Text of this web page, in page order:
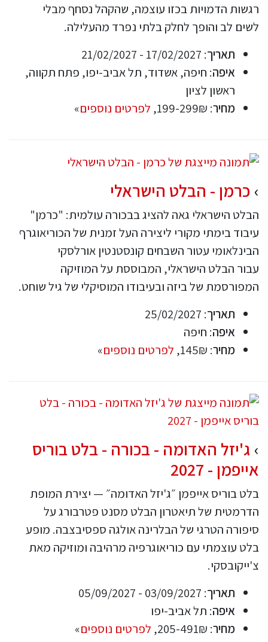
רגשות הדמויות בכזו עוצמה, שהקהל נסחף מבלי
לשים לב והופך לחלק בלתי נפרד מהעלילה.
תאריך: 17/02/2027 - 21/02/2027
איפה: חיפה, אשדוד, תל אביב-יפו, פתח תקווה,
ראשון לציון
מחיר: 199-299₪, לפרטים נוספים»
כרמן - הבלט הישראלי
הבלט הישראלי גאה להציג בבכורה עולמית: "כרמן"
עיבוד בימתי מקורי ליצירה העל זמנית של הכוריאוגרף
הבינלאומי עטור השבחים קונסטנטין אורלסקי
עבור הבלט הישראלי, המבוססת על המוזיקה
המפורסמת של ביזה ובעיבודו המוסיקלי של גיל שוחט.
תאריך: 25/02/2027
איפה: חיפה
מחיר: 145₪, לפרטים נוספים»
ג'יזל האדומה - בכורה - בלט בוריס
אייפמן - 2027
בלט בוריס אייפמן ״ג'יזל האדומה״ — יצירת המופת
הדרמטית של תיאטרון הבלט מסנט פטרבורג על
סיפורה הטרגי של הבלרינה אולגה ספסיבצבה. מופע
בלט עוצמתי עם כוריאוגרפיה מרהיבה ומוזיקה מאת
צ'ייקובסקי.
תאריך: 03/09/2027 - 05/09/2027
איפה: תל אביב-יפו
מחיר: 205-491₪, לפרטים נוספים»